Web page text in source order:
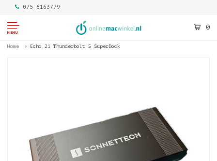
075-6163779
MENU
0
Home Echo 21 Thunderbolt 5 SuperDock